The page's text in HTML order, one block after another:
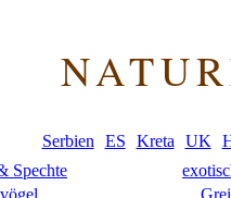
Serbien ES Kreta UK
Spechte